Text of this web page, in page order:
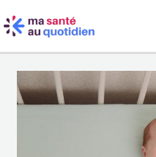
audes